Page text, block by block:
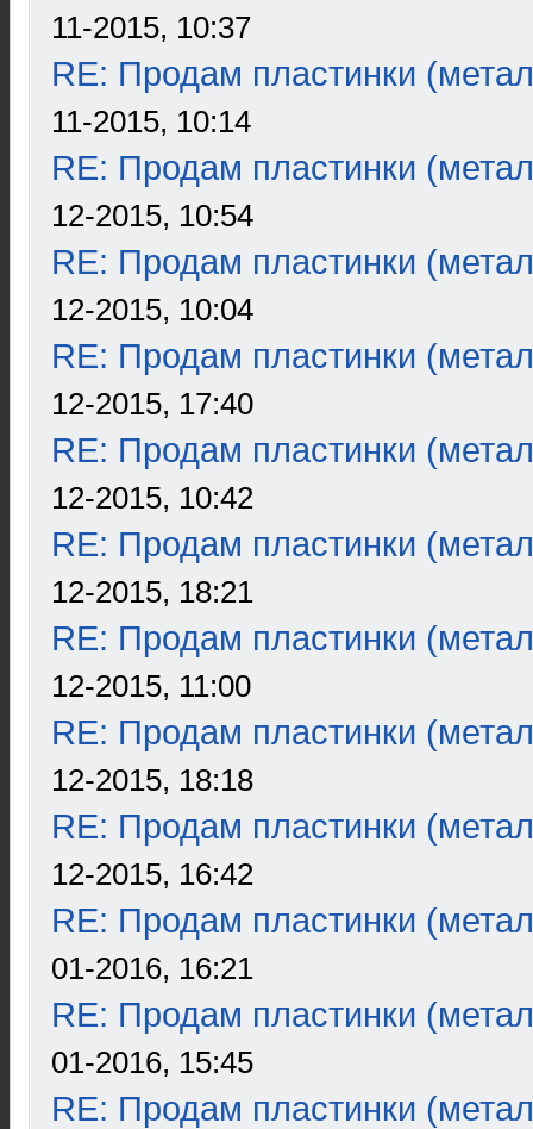
11-2015, 10:37
RE: Продам пластинки
11-2015, 10:14
RE: Продам пластинки
12-2015, 10:54
RE: Продам пластинки
12-2015, 10:04
RE: Продам пластинки
12-2015, 17:40
RE: Продам пластинки
12-2015, 10:42
RE: Продам пластинки
12-2015, 18:21
RE: Продам пластинки
12-2015, 11:00
RE: Продам пластинки
12-2015, 18:18
RE: Продам пластинки
12-2015, 16:42
RE: Продам пластинки
01-2016, 16:21
RE: Продам пластинки
01-2016, 15:45
RE: Продам пластинки